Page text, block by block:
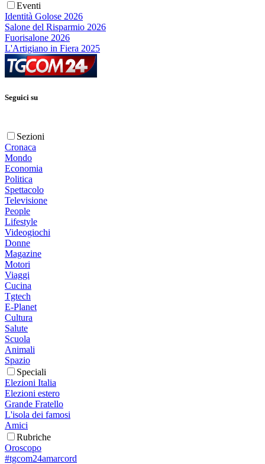
Eventi
Identità Golose 2026
Salone del Risparmio 2026
Fuorisalone 2026
L'Artigiano in Fiera 2025
Seguici su
Sezioni
Cronaca
Mondo
Economia
Politica
Spettacolo
Televisione
People
Lifestyle
Videogiochi
Donne
Magazine
Motori
Viaggi
Cucina
Tgtech
E-Planet
Cultura
Salute
Scuola
Animali
Spazio
Speciali
Elezioni Italia
Elezioni estero
Grande Fratello
L'isola dei famosi
Amici
Rubriche
Oroscopo
#tgcom24amarcord